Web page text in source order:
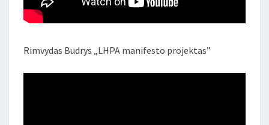
Rimvydas Budrys „LHPA manifesto projektas”